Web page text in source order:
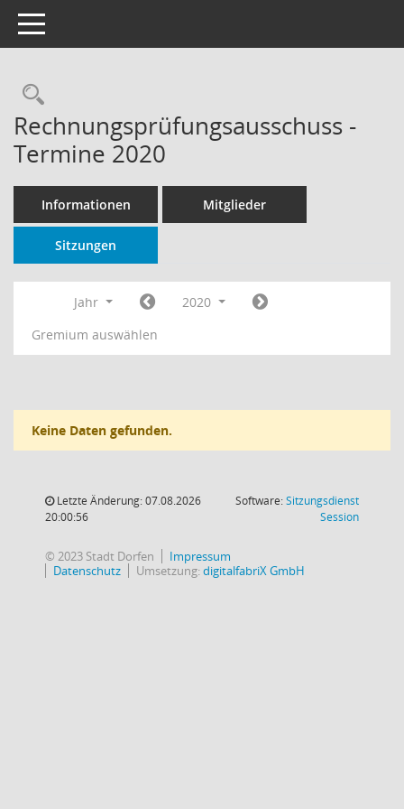
Toggle navigation
Rechercheauswahl
Rechnungsprüfungsausschuss -
Termine 2020
Informationen Mitglieder
Sitzungen
Jahr
2020
Gremium auswählen
Keine Daten gefunden.
Letzte Änderung: 07.08.2026
20:00:56
Software:Sitzungsdienst
Session(Wird in
© 2023 Stadt Dorfen
Impressum
Datenschutz
Umsetzung:digitalfabriX GmbH